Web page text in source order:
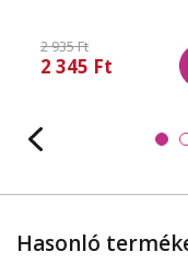
2 935 Ft
2 345 Ft
Hasonló